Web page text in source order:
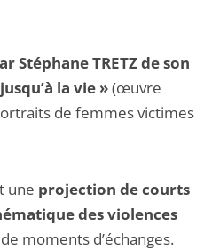
Stéphane TRETZ de son
la vie »(œuvre
de femmes victimes
une projection de courts
des violences
moments d’échanges.